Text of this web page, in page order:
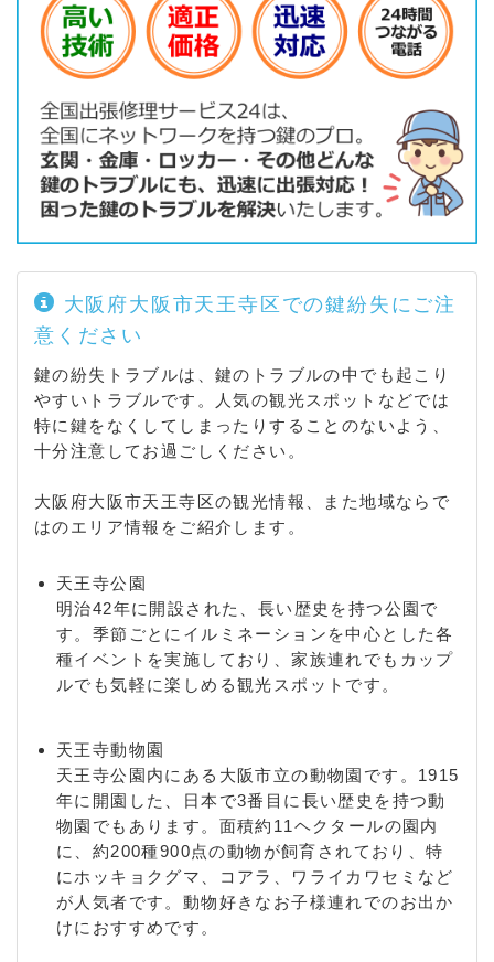
大阪府大阪市天王寺区での鍵紛失にご注
意ください
鍵の紛失トラブルは、鍵のトラブルの中でも起こり
やすいトラブルです。人気の観光スポットなどでは
特に鍵をなくしてしまったりすることのないよう、
十分注意してお過ごしください。
大阪府大阪市天王寺区の観光情報、また地域ならで
はのエリア情報をご紹介します。
天王寺公園
明治42年に開設された、長い歴史を持つ公園で
す。季節ごとにイルミネーションを中心とした各
種イベントを実施しており、家族連れでもカップ
ルでも気軽に楽しめる観光スポットです。
天王寺動物園
天王寺公園内にある大阪市立の動物園です。1915
年に開園した、日本で3番目に長い歴史を持つ動
物園でもあります。面積約11ヘクタールの園内
に、約200種900点の動物が飼育されており、特
にホッキョクグマ、コアラ、ワライカワセミなど
が人気者です。動物好きなお子様連れでのお出か
けにおすすめです。